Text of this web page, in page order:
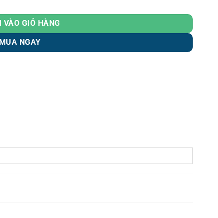
VÀO GIỎ HÀNG
MUA NGAY